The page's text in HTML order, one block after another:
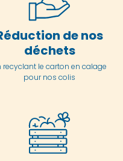
de nos
déchets
recyclant le carton en calage
pour nos colis